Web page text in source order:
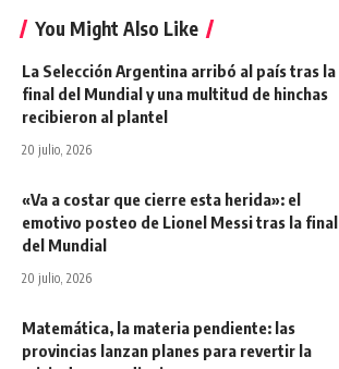
You Might Also Like
La Selección Argentina arribó al país tras la
final del Mundial y una multitud de hinchas
recibieron al plantel
20 julio, 2026
«Va a costar que cierre esta herida»: el
emotivo posteo de Lionel Messi tras la final
del Mundial
20 julio, 2026
Matemática, la materia pendiente: las
provincias lanzan planes para revertir la